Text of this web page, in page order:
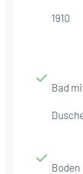
1910
Bad
Boden